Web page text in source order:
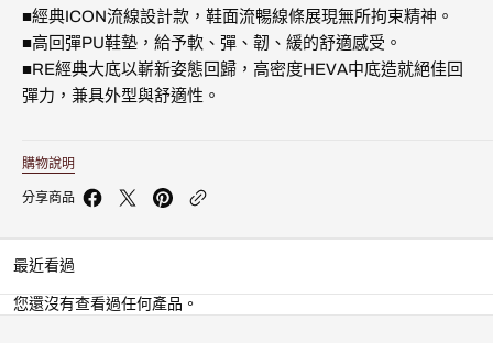
數
數
量
■經典ICON流線設計款，鞋面流暢線條展現無所拘束精神。
■高回彈PU鞋墊，給予軟、彈、韌、緩的舒適感受。
■RE經典大底以嶄新姿態回歸，高密度HEVA中底造就絕佳回
彈力，兼具外型與舒適性。
購物說明
分享商品
最近看過
您還沒有查看過任何產品。